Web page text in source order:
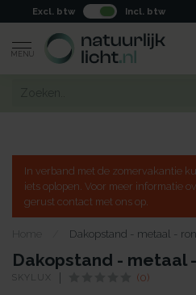
Excl. btw Incl. btw
MENU
In verband met de zomervakantie
iets oplopen. Voor meer informatie
gerust contact met ons op.
Home Dakopstand - metaal -
Dakopstand - metaal
SKYLUX (0)